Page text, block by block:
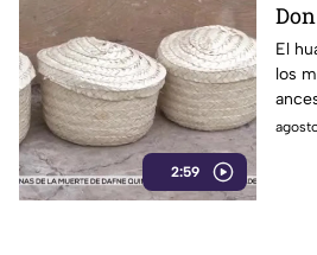
2:59
a
El
los
de